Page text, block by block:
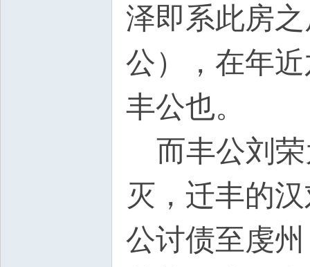
泽即系此房
公），在年
丰公也。
而丰公刘荣
灭，迁丰的
公讨债至虔